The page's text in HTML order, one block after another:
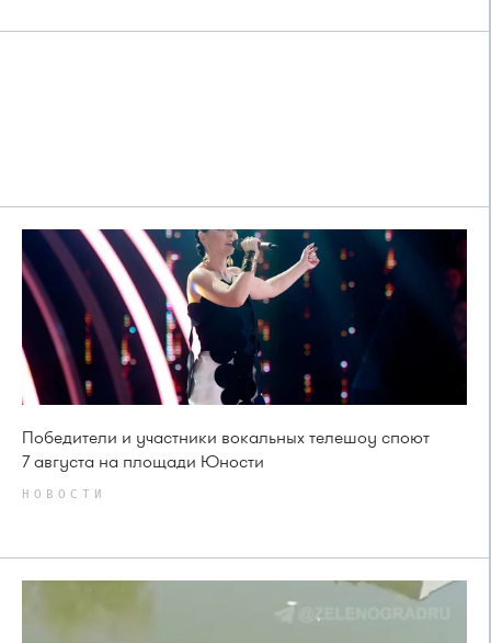
Победители и участники вокальных телешоу споют
7 августа на площади Юности
НОВОСТИ